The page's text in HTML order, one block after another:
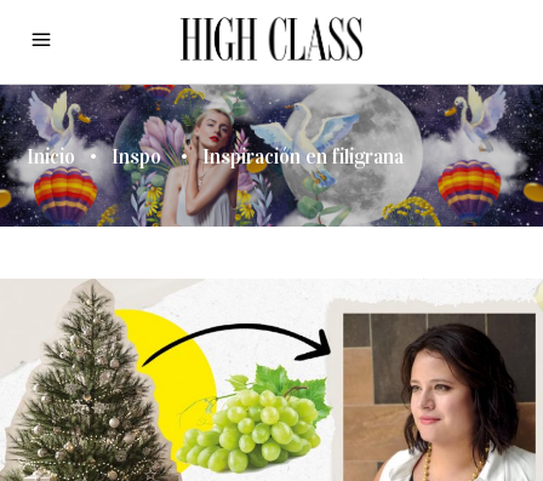
Inicio • Inspo • Inspiración en filigrana